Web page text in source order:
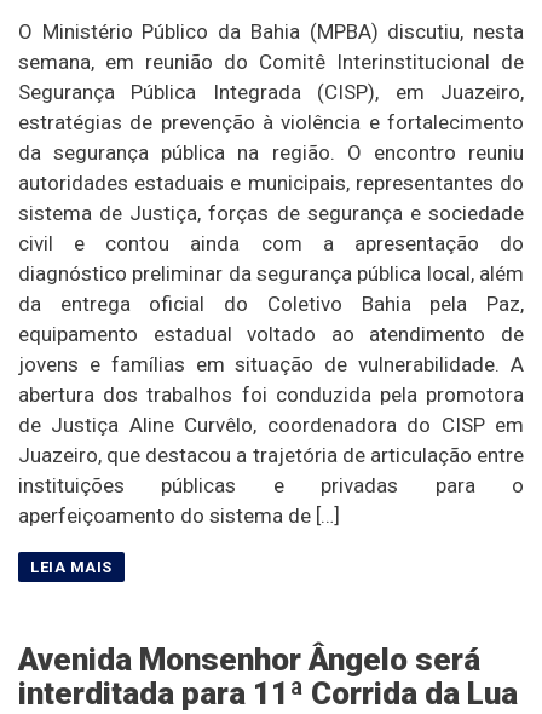
O Ministério Público da Bahia (MPBA) discutiu, nesta
semana, em reunião do Comitê Interinstitucional de
Segurança Pública Integrada (CISP), em Juazeiro,
estratégias de prevenção à violência e fortalecimento
da segurança pública na região. O encontro reuniu
autoridades estaduais e municipais, representantes do
sistema de Justiça, forças de segurança e sociedade
civil e contou ainda com a apresentação do
diagnóstico preliminar da segurança pública local, além
da entrega oficial do Coletivo Bahia pela Paz,
equipamento estadual voltado ao atendimento de
jovens e famílias em situação de vulnerabilidade. A
abertura dos trabalhos foi conduzida pela promotora
de Justiça Aline Curvêlo, coordenadora do CISP em
Juazeiro, que destacou a trajetória de articulação entre
instituições públicas e privadas para o
aperfeiçoamento do sistema de […]
Avenida Monsenhor Ângelo será
interditada para 11ª Corrida da Lua